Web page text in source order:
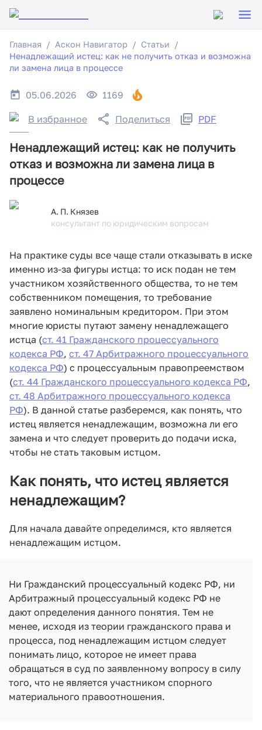
Главная Аскон Навигатор
Статьи
Ненадлежащий истец: как не получить отказ и возможна
ли замена лица в процессе
05.06.2026 1169
В избранное Поделиться PDF
Ненадлежащий истец: как не получить
отказ и возможна ли замена лица в
процессе
На практике суды все чаще стали отказывать в иске
именно из-за фигуры истца: то иск подан не тем
участником хозяйственного общества, то не тем
собственником помещения, то требование
заявлено номинальным кредитором. При этом
многие юристы путают замену ненадлежащего
истца (ст. 41 Гражданского процессуального
кодекса РФ, ст. 47 Арбитражного процессуального
кодекса РФ) с процессуальным правопреемством
(ст. 44 Гражданского процессуального кодекса РФ,
ст. 48 Арбитражного процессуального кодекса
РФ). В данной статье разберемся, как понять, что
истец является ненадлежащим, возможна ли его
замена и что следует проверить до подачи иска,
чтобы не стать таковым истцом.
Как понять, что истец является
ненадлежащим?
Для начала давайте определимся, кто является
ненадлежащим истцом.
Ни Гражданский процессуальный кодекс РФ, ни
Арбитражный процессуальный кодекс РФ не
дают определения данного понятия. Тем не
менее, исходя из теории гражданского права и
процесса, под ненадлежащим истцом следует
понимать лицо, которое не имеет права
обращаться в суд по заявленному вопросу в силу
того, что не является участником спорного
материального правоотношения.
А. П. Князев
консультант по юридическим вопросам